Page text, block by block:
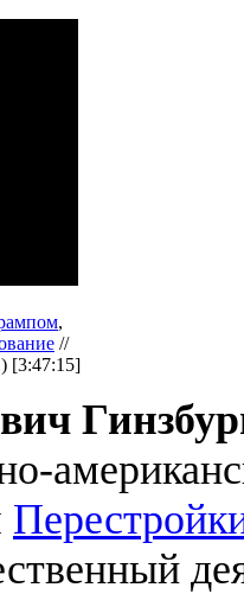
,
//
[3:47:15]